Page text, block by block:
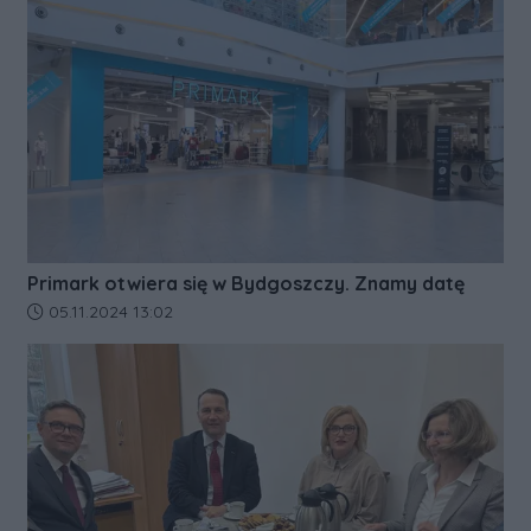
Primark otwiera się w Bydgoszczy. Znamy datę
Data dodania artykułu:
05.11.2024 13:02